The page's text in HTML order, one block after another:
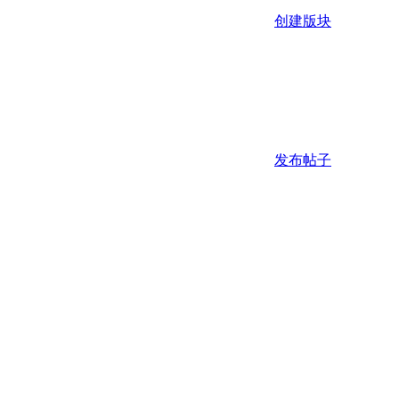
创建版块
发布帖子